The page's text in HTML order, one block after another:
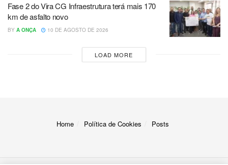
Fase 2 do Vira CG Infraestrutura terá mais 170
km de asfalto novo
BY A ONÇA 10 DE AGOSTO DE 2026
LOAD MORE
Home Política de Cookies Posts